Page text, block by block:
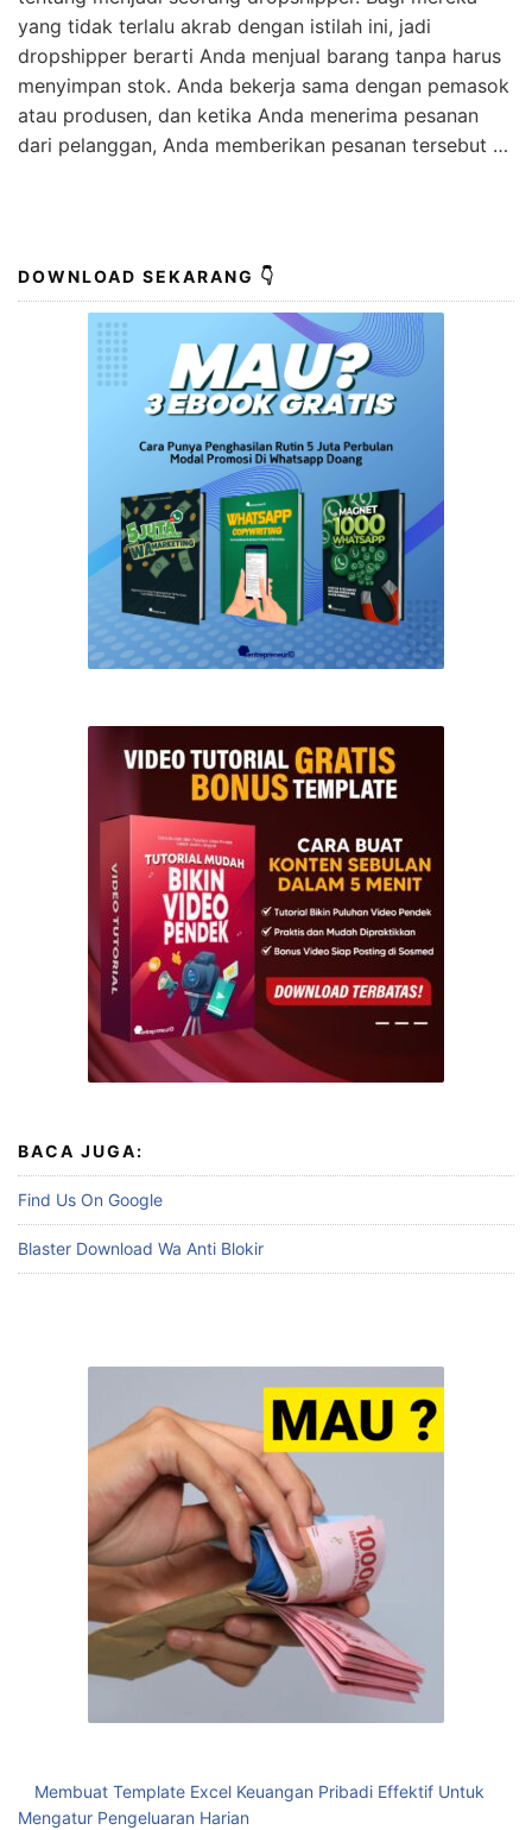
yang tidak terlalu akrab dengan istilah ini, jadi
dropshipper berarti Anda menjual barang tanpa harus
menyimpan stok. Anda bekerja sama dengan pemasok
atau produsen, dan ketika Anda menerima pesanan
dari pelanggan, Anda memberikan pesanan tersebut …
DOWNLOAD SEKARANG 👇
BACA JUGA:
Find Us On Google
Blaster Download Wa Anti Blokir
Membuat Template Excel Keuangan Pribadi Effektif Untuk
Mengatur Pengeluaran Harian